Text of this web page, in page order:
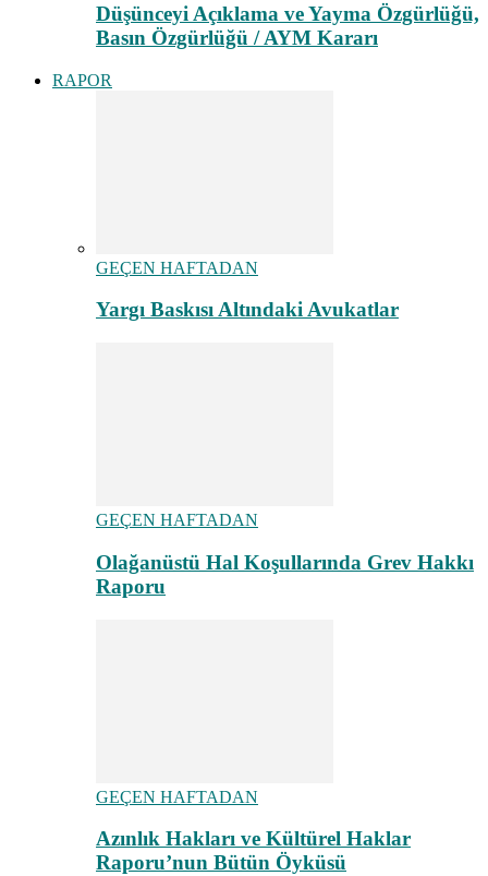
Düşünceyi Açıklama ve Yayma Özgürlüğü,
Basın Özgürlüğü / AYM Kararı
RAPOR
GEÇEN HAFTADAN
Yargı Baskısı Altındaki Avukatlar
GEÇEN HAFTADAN
Olağanüstü Hal Koşullarında Grev Hakkı
Raporu
GEÇEN HAFTADAN
Azınlık Hakları ve Kültürel Haklar
Raporu’nun Bütün Öyküsü